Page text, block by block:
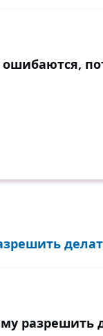
разрешить